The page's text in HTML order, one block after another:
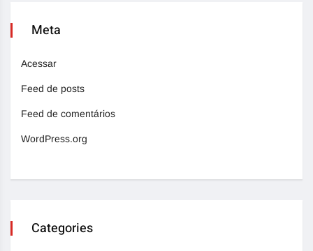
Meta
Acessar
Feed de posts
Feed de comentários
WordPress.org
Categories